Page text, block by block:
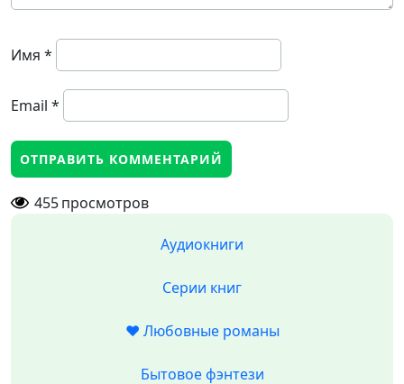
Имя *
Email *
455просмотров
Аудиокниги
Серии книг
❤️ Любовные романы
Бытовое фэнтези